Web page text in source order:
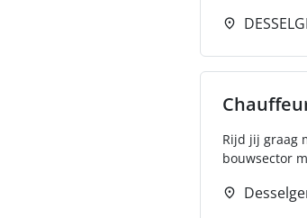
Rijd jij graag
bouwsector